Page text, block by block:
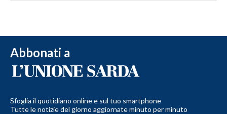
Abbonati a
Sfoglia il quotidiano online e sul tuo smartphone
Tutte le notizie del giorno aggiornate minuto per minuto